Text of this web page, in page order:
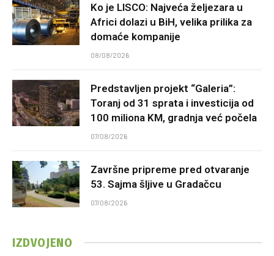
Ko je LISCO: Najveća željezara u
Africi dolazi u BiH, velika prilika za
domaće kompanije
08/08/2026
Predstavljen projekt “Galeria”:
Toranj od 31 sprata i investicija od
100 miliona KM, gradnja već počela
07/08/2026
Završne pripreme pred otvaranje
53. Sajma šljive u Gradačcu
07/08/2026
IZDVOJENO